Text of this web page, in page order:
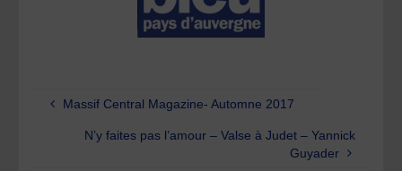
Massif Central Magazine- Automne 2017
N’y faites pas l’amour – Valse à Judet – Yannick
Guyader